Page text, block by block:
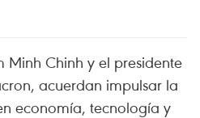
Minh Chinh y el presidente
acuerdan impulsar la
economía, tecnología y